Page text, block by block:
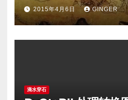
2015年4月6日 GINGER
滴水穿石